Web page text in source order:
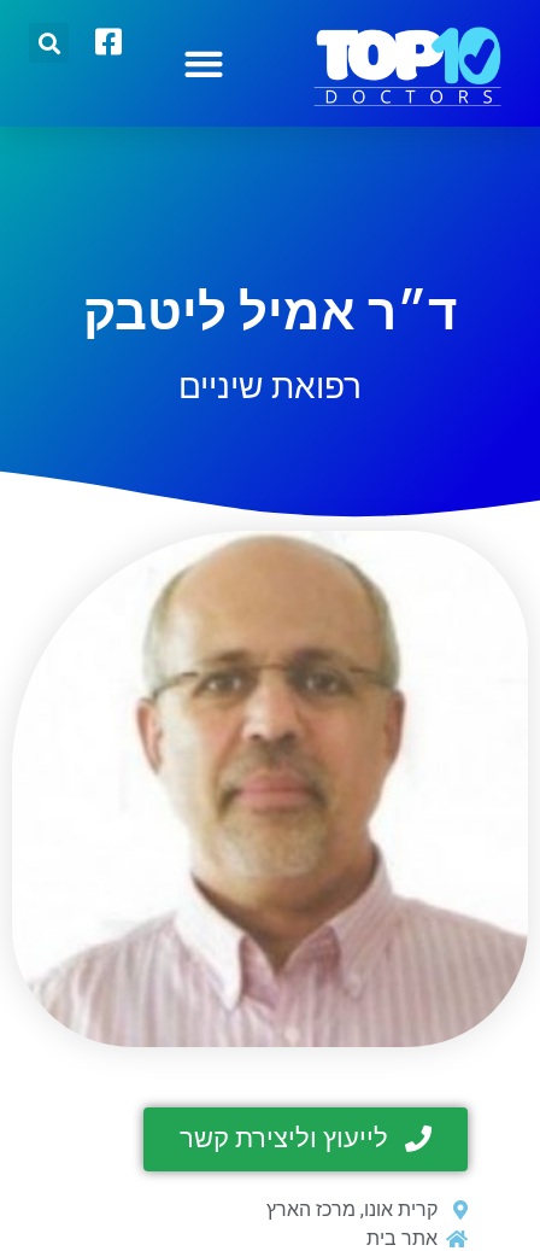
ד״ר אמיל ליטבק
רפואת שיניים
לייעוץ וליצירת קשר
קרית אונו, מרכז הארץ
אתר בית